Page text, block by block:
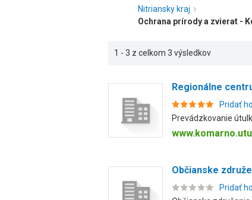
Nitriansky kraj
Ochrana prírody a zvierat -
1 - 3 z celkom 3 výsledkov
Regionálne
Pridať
Prevádzkovanie
Občianske
Pridať